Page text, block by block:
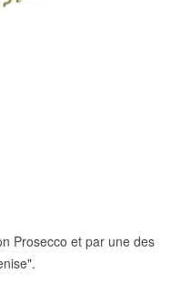
Prosecco et par une des